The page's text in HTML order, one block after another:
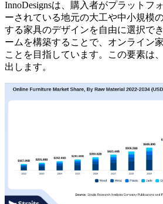
InnoDesignsは、購入者がプラットフ
ーされている地元の大工や中小規模
する家具のデザインを自由に選択で
ームを構築することで、オンライン
ことを目指しています。この要素は
出します。